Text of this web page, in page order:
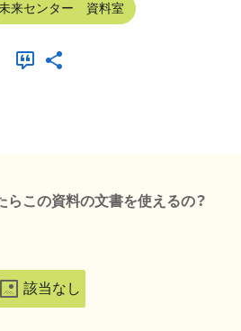
来センター 資料室
らこの資料の文書を使えるの？
該当なし